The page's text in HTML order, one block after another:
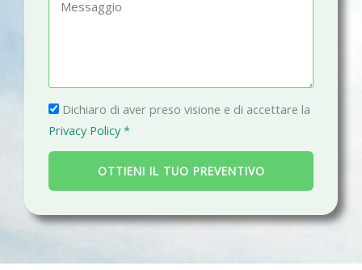
a
g
g
i
P
r
i
a
c
Dichiaro di aver preso visione e di accettare la
Privacy Policy *
OTTIENI IL TUO PREVENTIVO